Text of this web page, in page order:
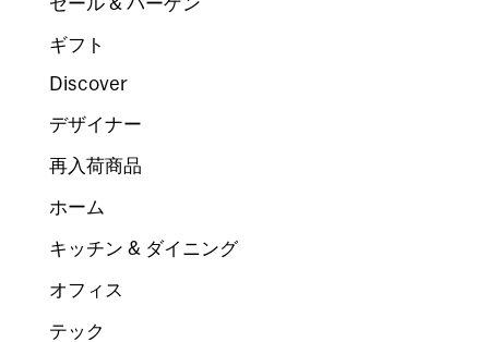
セール & バーゲン
ギフト
Discover
デザイナー
再入荷商品
ホーム
キッチン & ダイニング
オフィス
テック